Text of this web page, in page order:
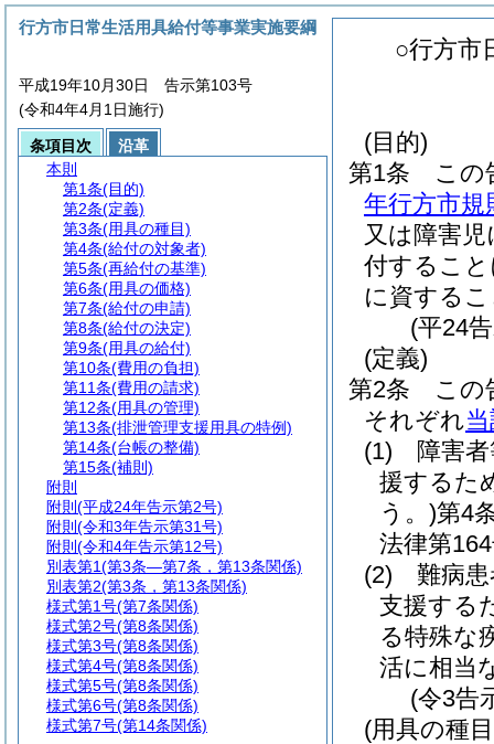
○行方市
(目的)
第1条
この
年行方市規
又は障害
付するこ
に資する
(平24
(定義)
第2条
この
それぞれ
(1)
障害
援するた
う。)第4
法律第
(2)
難病
支援する
る特殊な
活に相当
(令3告
(用具の種
行方市日常生活用具給付等事業実施要綱
平成19年10月30日 告示第103号
(令和4年4月1日施行)
条項目次
沿革
本則
第1条(目的)
第2条(定義)
第3条(用具の種目)
第4条(給付の対象者)
第5条(再給付の基準)
第6条(用具の価格)
第7条(給付の申請)
第8条(給付の決定)
第9条(用具の給付)
第10条(費用の負担)
第11条(費用の請求)
第12条(用具の管理)
第13条(排泄管理支援用具の特例)
第14条(台帳の整備)
第15条(補則)
附則
附則 (平成24年告示第2号)
附則 (令和3年告示第31号)
附則 (令和4年告示第12号)
別表第1(第3条―第7条，第13条関係)
別表第2(第3条，第13条関係)
様式第1号(第7条関係)
様式第2号(第8条関係)
様式第3号(第8条関係)
様式第4号(第8条関係)
様式第5号(第8条関係)
様式第6号(第8条関係)
様式第7号(第14条関係)